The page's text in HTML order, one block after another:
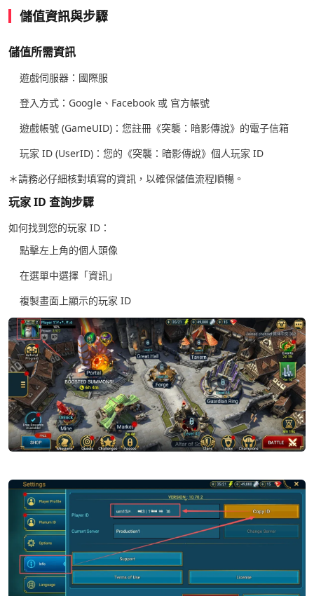
儲值資訊與步驟
儲值所需資訊
遊戲伺服器：國際服
登入方式：Google、Facebook 或 官方帳號
遊戲帳號 (GameUID)：您註冊《突襲：暗影傳說》的電子信箱
玩家 ID (UserID)：您的《突襲：暗影傳說》個人玩家 ID
＊請務必仔細核對填寫的資訊，以確保儲值流程順暢。
玩家 ID 查詢步驟
如何找到您的玩家 ID：
點擊左上角的個人頭像
在選單中選擇「資訊」
複製畫面上顯示的玩家 ID